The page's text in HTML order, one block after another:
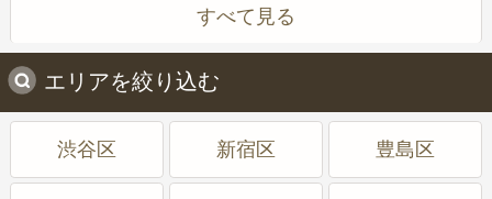
すべて見る
エリアを絞り込む
渋谷区 新宿区 豊島区